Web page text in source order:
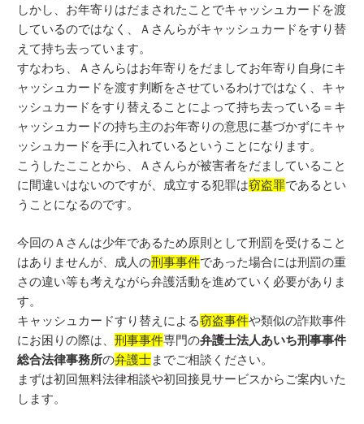
しかし、お年寄りはだまされたことでキャッシュカードを渡
しているのではなく、Ａさんらがキャッシュカードをすり替
えて持ち去っています。
すなわち、Ａさんらはお年寄りをだましてお年寄り自身にキ
ャッシュカードを渡す判断をさせているわけではなく、キャ
ッシュカードをすり替えることによって持ち去っている＝キ
ャッシュカードの持ち主のお年寄りの意思に基づかずにキャ
ッシュカードを手に入れているということになります。
こうしたこことから、Ａさんらが被害者をだましていること
に間違いはないのですが、成立する犯罪は窃盗罪であるとい
うことになるのです。
今回のＡさんは少年であるため原則として刑罰を受けること
はありませんが、成人の刑事事件であった場合には刑罰の重
さの違い等も考えながら弁護活動を進めていく必要がありま
す。
キャッシュカードすり替えによる窃盗事件や類似の詐欺事件
にお困りの際は、刑事事件専門の弁護士法人あいち刑事事件
総合法律事務所の弁護士までご相談ください。
まずは初回無料法律相談や初回接見サービスからご案内いた
します。